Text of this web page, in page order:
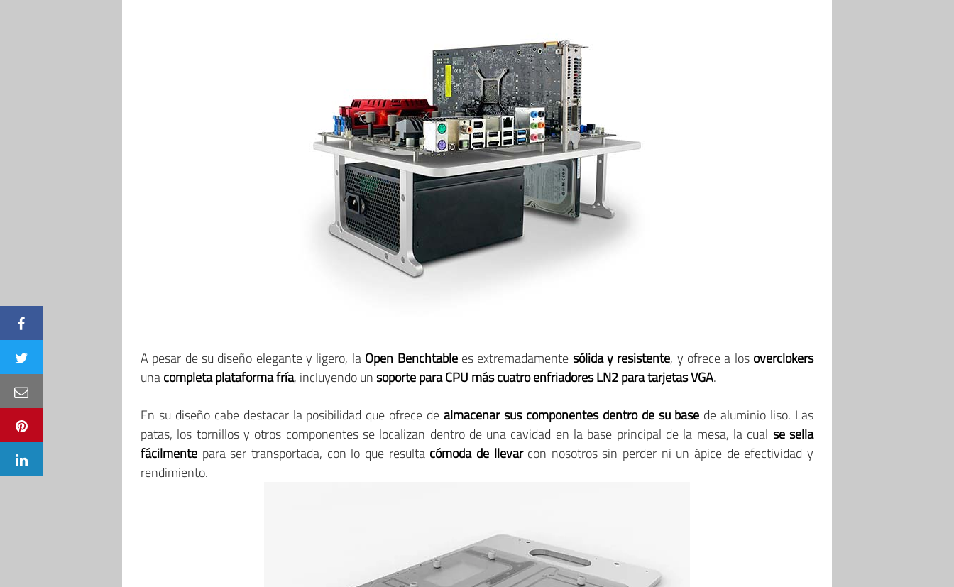
A pesar de su diseño elegante y ligero, la Open Benchtablees extremadamente sólida y resistente, y ofrece a los overclokers
unacompleta plataforma fría, incluyendo unsoporte para CPU más cuatro enfriadores LN2 para tarjetas VGA.
En su diseño cabe destacar la posibilidad que ofrece de almacenar sus componentes dentro de su base de aluminio liso. Las
patas, los tornillos y otros componentes se localizan dentro de una cavidad en la base principal de la mesa, la cual se sella
fácilmente para ser transportada, con lo que resulta cómoda de llevarcon nosotros sin perder ni un ápice de efectividad y
rendimiento.